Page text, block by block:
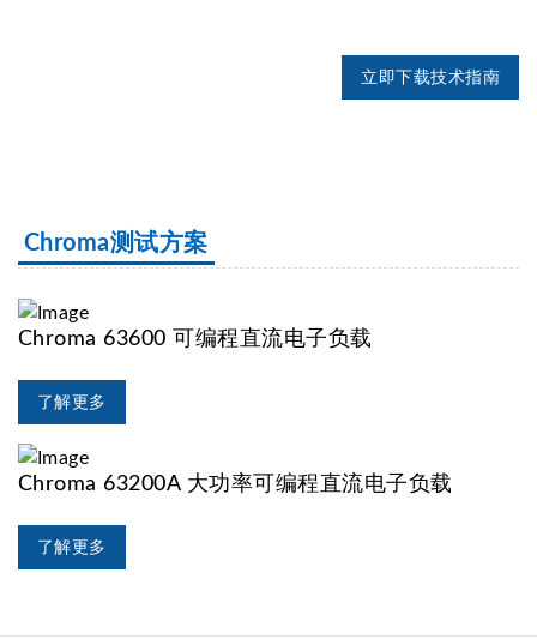
立即下载技术指南
Chroma测试方案
Chroma 63600 可编程直流电子负载
了解更多
Chroma 63200A 大功率可编程直流电子负载
了解更多